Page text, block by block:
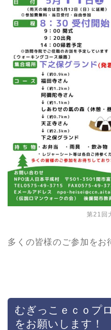
第21回
多くの皆様のご参加をお
むぎっこｅｃｏプ
をお願いします！